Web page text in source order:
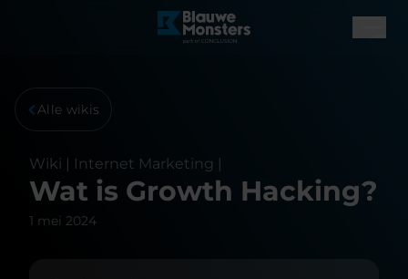
Alle wikis
Wiki | Internet Marketing |
Wat is Growth Hacking?
1 mei 2024